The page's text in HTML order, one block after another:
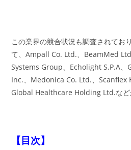
この業界の競合状況も調査されてお
て、Ampall Co. Ltd.、BeamMed
Systems Group、Echolight S.P.A
Inc.、Medonica Co. Ltd.、Scanflex
Global Healthcare Holding Ltd.など
【目次】